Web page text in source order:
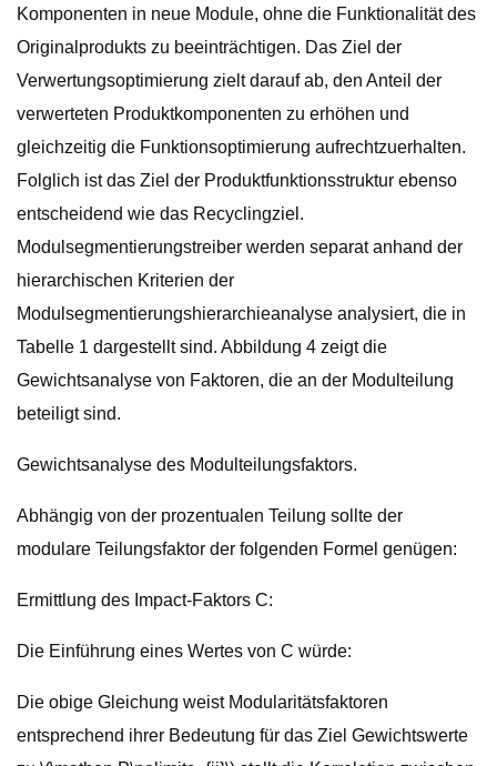
Komponenten in neue Module, ohne die Funktionalität des
Originalprodukts zu beeinträchtigen. Das Ziel der
Verwertungsoptimierung zielt darauf ab, den Anteil der
verwerteten Produktkomponenten zu erhöhen und
gleichzeitig die Funktionsoptimierung aufrechtzuerhalten.
Folglich ist das Ziel der Produktfunktionsstruktur ebenso
entscheidend wie das Recyclingziel.
Modulsegmentierungstreiber werden separat anhand der
hierarchischen Kriterien der
Modulsegmentierungshierarchieanalyse analysiert, die in
Tabelle 1 dargestellt sind. Abbildung 4 zeigt die
Gewichtsanalyse von Faktoren, die an der Modulteilung
beteiligt sind.
Gewichtsanalyse des Modulteilungsfaktors.
Abhängig von der prozentualen Teilung sollte der
modulare Teilungsfaktor der folgenden Formel genügen:
Ermittlung des Impact-Faktors C:
Die Einführung eines Wertes von C würde:
Die obige Gleichung weist Modularitätsfaktoren
entsprechend ihrer Bedeutung für das Ziel Gewichtswerte